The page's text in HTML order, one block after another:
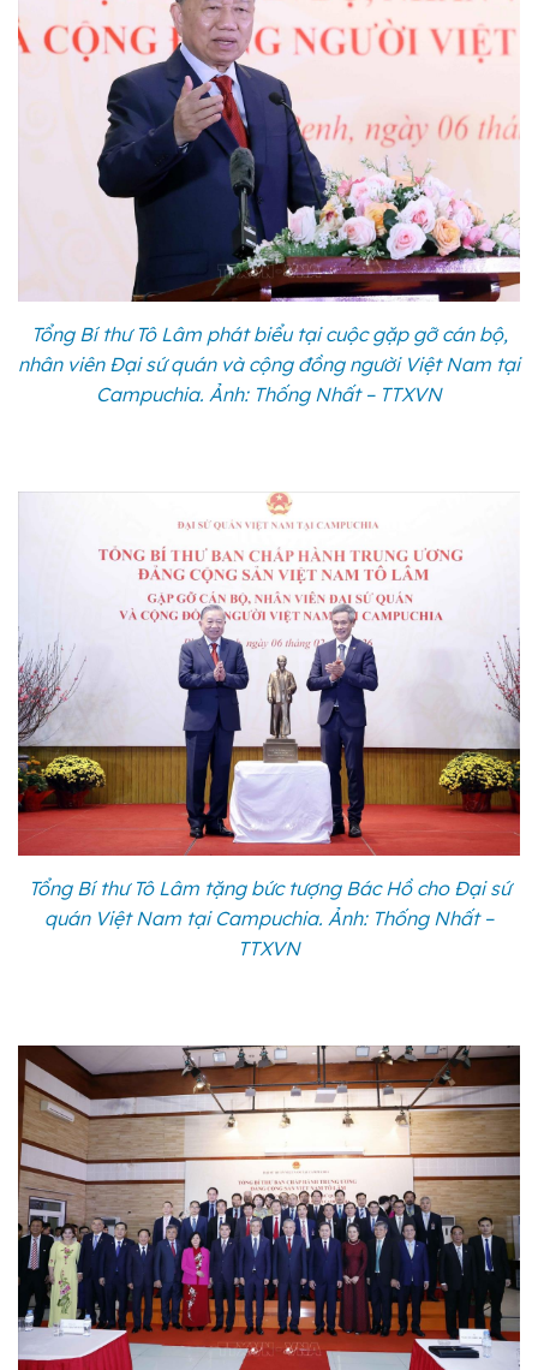
Tổng Bí thư Tô Lâm phát biểu tại cuộc gặp gỡ cán bộ,
nhân viên Đại sứ quán và cộng đồng người Việt Nam tại
Campuchia. Ảnh: Thống Nhất – TTXVN
Tổng Bí thư Tô Lâm tặng bức tượng Bác Hồ cho Đại sứ
quán Việt Nam tại Campuchia. Ảnh: Thống Nhất –
TTXVN